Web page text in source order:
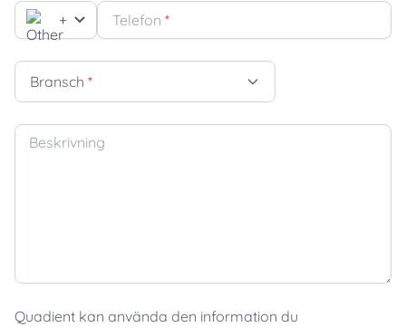
+ Telefon *
Bransch *
Beskrivning
Quadient kan använda den information du